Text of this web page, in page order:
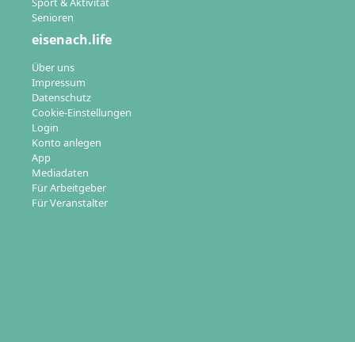
Senioren
eisenach.life
Über uns
Impressum
Datenschutz
Cookie-Einstellungen
Login
Konto anlegen
App
Mediadaten
Für Arbeitgeber
Für Veranstalter